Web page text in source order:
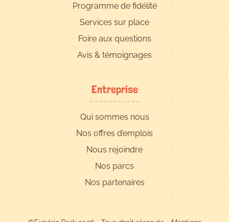
Programme de fidélité
Services sur place
Foire aux questions
Avis & témoignages
Entreprise
Qui sommes nous
Nos offres d’emplois
Nous rejoindre
Nos parcs
Nos partenaires